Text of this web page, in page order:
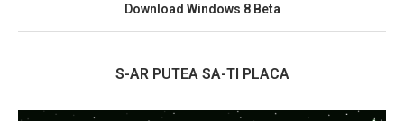
Download Windows 8 Beta
S-AR PUTEA SA-TI PLACA